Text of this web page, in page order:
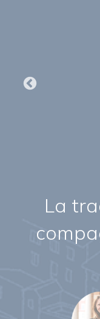
La